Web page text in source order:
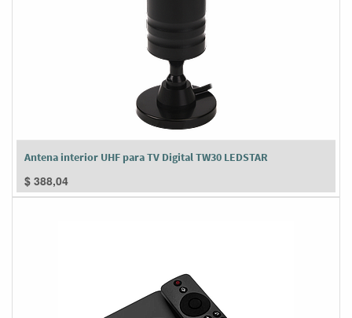
Antena interior UHF para TV Digital TW30 LEDSTAR
$ 388,04